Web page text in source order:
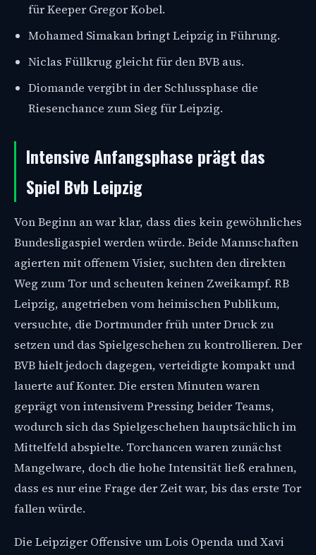
für Keeper Gregor Kobel.
Mohamed Simakan bringt Leipzig in Führung.
Niclas Füllkrug gleicht für den BVB aus.
Diomande vergibt in der Schlussphase die
Riesenchance zum Sieg für Leipzig.
Intensive Anfangsphase prägt das
Spiel Bvb Leipzig
Von Beginn an war klar, dass dies kein gewöhnliches
Bundesligaspiel werden würde. Beide Mannschaften
agierten mit offenem Visier, suchten den direkten
Weg zum Tor und scheuten keinen Zweikampf. RB
Leipzig, angetrieben vom heimischen Publikum,
versuchte, die Dortmunder früh unter Druck zu
setzen und das Spielgeschehen zu kontrollieren. Der
BVB hielt jedoch dagegen, verteidigte kompakt und
lauerte auf Konter. Die ersten Minuten waren
geprägt von intensivem Pressing beider Teams,
wodurch sich das Spielgeschehen hauptsächlich im
Mittelfeld abspielte. Torchancen waren zunächst
Mangelware, doch die hohe Intensität ließ erahnen,
dass es nur eine Frage der Zeit war, bis das erste Tor
fallen würde.
Die Leipziger Offensive um Lois Openda und Xavi